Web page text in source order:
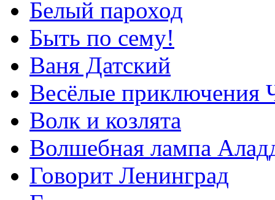
Белый пароход
Быть по сему!
Ваня Датский
Весёлые приключения
Волк и козлята
Волшебная лампа
Говорит Ленинград